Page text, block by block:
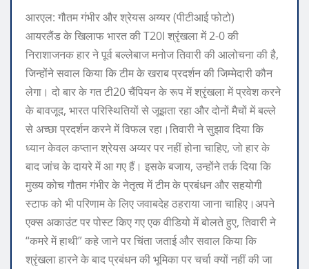
आरएल: गौतम गंभीर और श्रेयस अय्यर (पीटीआई फोटो)
आयरलैंड के खिलाफ भारत की T20I श्रृंखला में 2-0 की
निराशाजनक हार ने पूर्व बल्लेबाज मनोज तिवारी की आलोचना की है,
जिन्होंने सवाल किया कि टीम के खराब प्रदर्शन की जिम्मेदारी कौन
लेगा। दो बार के गत टी20 चैंपियन के रूप में श्रृंखला में प्रवेश करने
के बावजूद, भारत परिस्थितियों से जूझता रहा और दोनों मैचों में बल्ले
से अच्छा प्रदर्शन करने में विफल रहा।तिवारी ने सुझाव दिया कि
ध्यान केवल कप्तान श्रेयस अय्यर पर नहीं होना चाहिए, जो हार के
बाद जांच के दायरे में आ गए हैं। इसके बजाय, उन्होंने तर्क दिया कि
मुख्य कोच गौतम गंभीर के नेतृत्व में टीम के प्रबंधन और सहयोगी
स्टाफ को भी परिणाम के लिए जवाबदेह ठहराया जाना चाहिए।अपने
एक्स अकाउंट पर पोस्ट किए गए एक वीडियो में बोलते हुए, तिवारी ने
“कमरे में हाथी” कहे जाने पर चिंता जताई और सवाल किया कि
श्रृंखला हारने के बाद प्रबंधन की भूमिका पर चर्चा क्यों नहीं की जा